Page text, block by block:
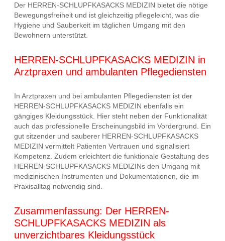
Der HERREN-SCHLUPFKASACKS MEDIZIN bietet die nötige
Bewegungsfreiheit und ist gleichzeitig pflegeleicht, was die
Hygiene und Sauberkeit im täglichen Umgang mit den
Bewohnern unterstützt.
HERREN-SCHLUPFKASACKS MEDIZIN in
Arztpraxen und ambulanten Pflegediensten
In Arztpraxen und bei ambulanten Pflegediensten ist der
HERREN-SCHLUPFKASACKS MEDIZIN ebenfalls ein
gängiges Kleidungsstück. Hier steht neben der Funktionalität
auch das professionelle Erscheinungsbild im Vordergrund. Ein
gut sitzender und sauberer HERREN-SCHLUPFKASACKS
MEDIZIN vermittelt Patienten Vertrauen und signalisiert
Kompetenz. Zudem erleichtert die funktionale Gestaltung des
HERREN-SCHLUPFKASACKS MEDIZINs den Umgang mit
medizinischen Instrumenten und Dokumentationen, die im
Praxisalltag notwendig sind.
Zusammenfassung: Der HERREN-
SCHLUPFKASACKS MEDIZIN als
unverzichtbares Kleidungsstück